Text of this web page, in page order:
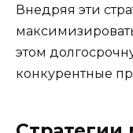
Внедряя эти
этом
конкурентные